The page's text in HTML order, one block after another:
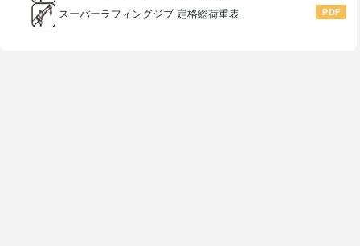
スーパーラフィングジブ 定格総荷重表 PDF